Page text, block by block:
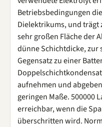
Betriebsbedingungen
Dielektrikums, und trägt
sehr großen Fläche der
dünne Schichtdicke, zur
Gegensatz zu einer
aufnehmen und
geringen Maße. 500000
erreichbar, wenn die
überschritten wird.